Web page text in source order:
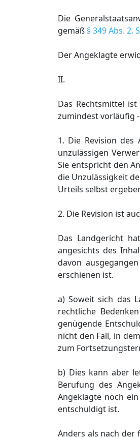
Die
gemäß § 349 Abs. 2.
Der Angeklagte
II.
Das Rechtsmittel
zumindest vorläufig
1. Die Revision des
unzulässigen
Sie entspricht den
die Unzulässigkeit
Urteils selbst
2. Die Revision ist
Das Landgericht
angesichts des
davon
erschienen ist.
a) Soweit sich das
rechtliche
genügende
nicht den Fall, in
zum
b) Dies kann aber
Berufung des
Angeklagte noch
entschuldigt ist.
Anders als nach der